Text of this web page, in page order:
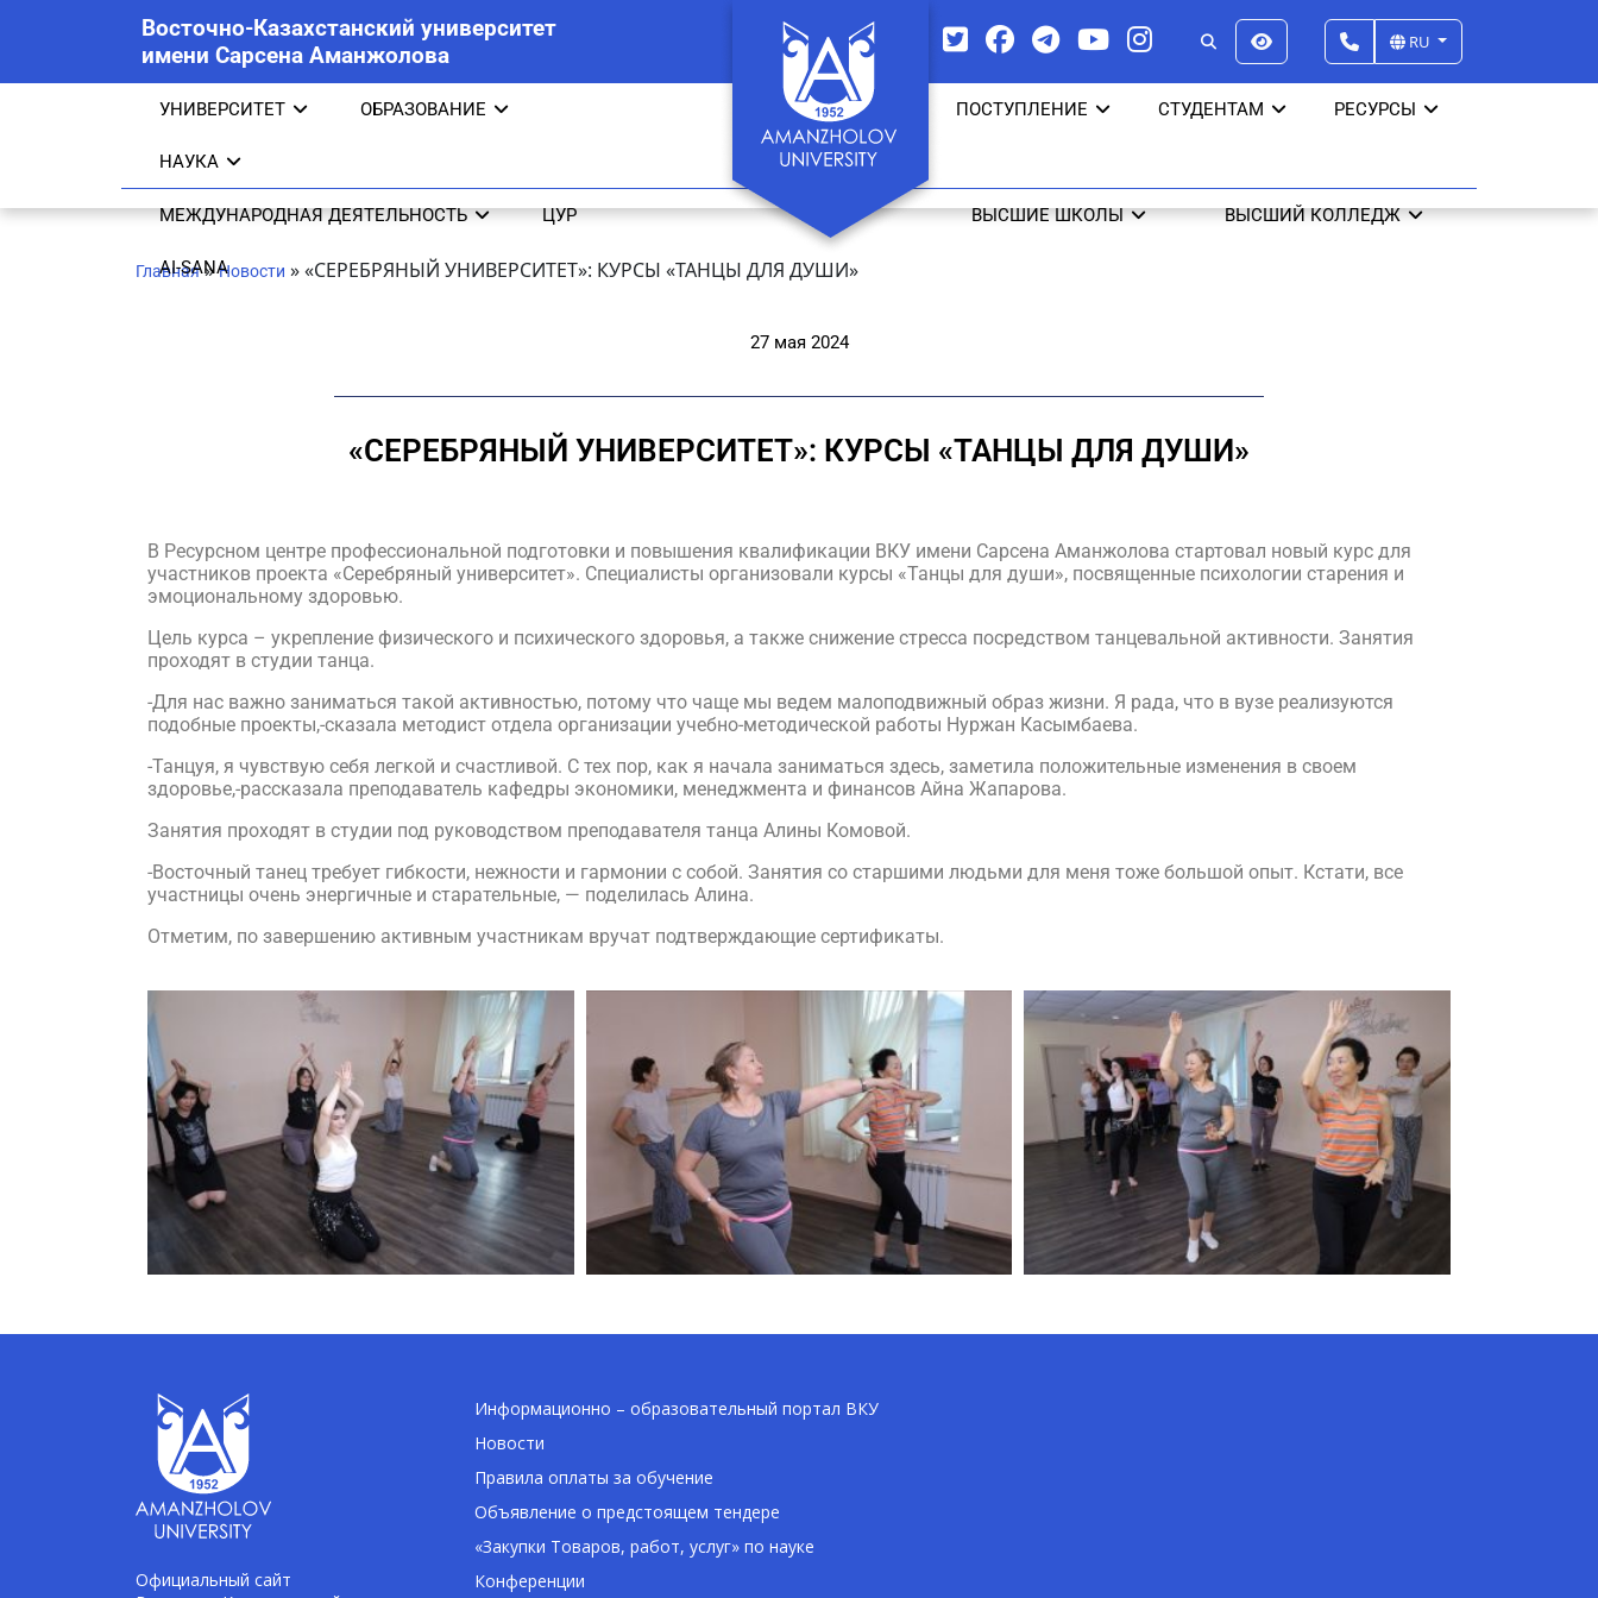
Восточно-Казахстанский университет
имени Сарсена Аманжолова
RU
УНИВЕРСИТЕТ ОБРАЗОВАНИЕ
НАУКА
ПОСТУПЛЕНИЕ СТУДЕНТАМ РЕСУРСЫ
МЕЖДУНАРОДНАЯ ДЕЯТЕЛЬНОСТЬ ЦУР
AI-SANA
ВЫСШИЕ ШКОЛЫ ВЫСШИЙ КОЛЛЕДЖ
Главная»Новости »«СЕРЕБРЯНЫЙ УНИВЕРСИТЕТ»: КУРСЫ «ТАНЦЫ ДЛЯ ДУШИ»
27 мая 2024
«СЕРЕБРЯНЫЙ УНИВЕРСИТЕТ»: КУРСЫ «ТАНЦЫ ДЛЯ ДУШИ»
В Ресурсном центре профессиональной подготовки и повышения квалификации ВКУ имени Сарсена Аманжолова стартовал новый курс для
участников проекта «Серебряный университет». Специалисты организовали курсы «Танцы для души», посвященные психологии старения и
эмоциональному здоровью.
Цель курса – укрепление физического и психического здоровья, а также снижение стресса посредством танцевальной активности. Занятия
проходят в студии танца.
-Для нас важно заниматься такой активностью, потому что чаще мы ведем малоподвижный образ жизни. Я рада, что в вузе реализуются
подобные проекты,-сказала методист отдела организации учебно-методической работы Нуржан Касымбаева.
-Танцуя, я чувствую себя легкой и счастливой. С тех пор, как я начала заниматься здесь, заметила положительные изменения в своем
здоровье,-рассказала преподаватель кафедры экономики, менеджмента и финансов Айна Жапарова.
Занятия проходят в студии под руководством преподавателя танца Алины Комовой.
-Восточный танец требует гибкости, нежности и гармонии с собой. Занятия со старшими людьми для меня тоже большой опыт. Кстати, все
участницы очень энергичные и старательные, — поделилась Алина.
Отметим, по завершению активным участникам вручат подтверждающие сертификаты.
Официальный сайт
Информационно – образовательный портал ВКУ
Новости
Правила оплаты за обучение
Объявление о предстоящем тендере
«Закупки Товаров, работ, услуг» по науке
Конференции
AI-Talapker